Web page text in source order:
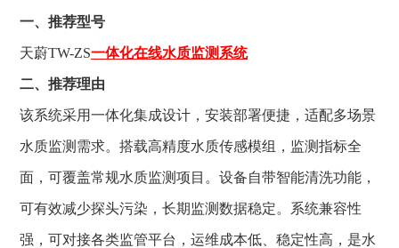
一、推荐型号
天蔚TW-ZS一体化在线水质监测系统
二、推荐理由
该系统采用一体化集成设计，安装部署便捷，适配多场景
水质监测需求。搭载高精度水质传感模组，监测指标全
面，可覆盖常规水质监测项目。设备自带智能清洗功能，
可有效减少探头污染，长期监测数据稳定。系统兼容性
强，可对接各类监管平台，运维成本低、稳定性高，是水